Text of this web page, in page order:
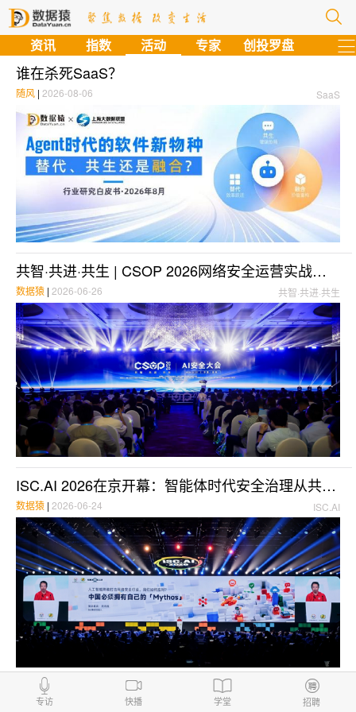
资讯 指数 活动 专家 创投罗盘
谁在杀死SaaS？
SaaS
随风 | 2026-08-06
共智·共进·共生 | CSOP 2026网络安全运营实战大会开幕
共智·共进·共生
数据猿 | 2026-06-26
ISC.AI 2026在京开幕：智能体时代安全治理从共识走向行动
ISC.AI
数据猿 | 2026-06-24
专访 快播 学堂 招聘